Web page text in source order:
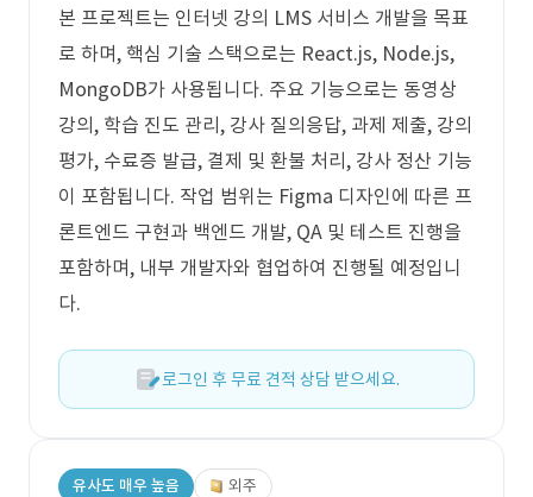
본 프로젝트는 인터넷 강의 LMS 서비스 개발을 목표
로 하며, 핵심 기술 스택으로는 React.js, Node.js,
MongoDB가 사용됩니다. 주요 기능으로는 동영상
강의, 학습 진도 관리, 강사 질의응답, 과제 제출, 강의
평가, 수료증 발급, 결제 및 환불 처리, 강사 정산 기능
이 포함됩니다. 작업 범위는 Figma 디자인에 따른 프
론트엔드 구현과 백엔드 개발, QA 및 테스트 진행을
포함하며, 내부 개발자와 협업하여 진행될 예정입니
다.
로그인 후 무료 견적 상담 받으세요.
유사도 매우 높음 외주